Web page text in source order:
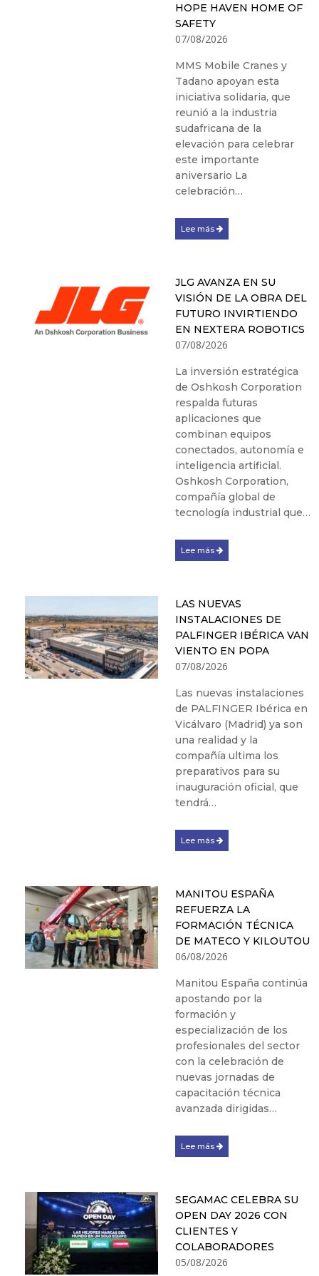
HOPE HAVEN HOME OF
SAFETY
07/08/2026
MMS Mobile Cranes y
Tadano apoyan esta
iniciativa solidaria, que
reunió a la industria
sudafricana de la
elevación para celebrar
este importante
aniversario La
celebración…
Lee más
JLG AVANZA EN SU
VISIÓN DE LA OBRA DEL
FUTURO INVIRTIENDO
EN NEXTERA ROBOTICS
07/08/2026
La inversión estratégica
de Oshkosh Corporation
respalda futuras
aplicaciones que
combinan equipos
conectados, autonomía e
inteligencia artificial.
Oshkosh Corporation,
compañía global de
tecnología industrial que…
Lee más
LAS NUEVAS
INSTALACIONES DE
PALFINGER IBÉRICA VAN
VIENTO EN POPA
07/08/2026
Las nuevas instalaciones
de PALFINGER Ibérica en
Vicálvaro (Madrid) ya son
una realidad y la
compañía ultima los
preparativos para su
inauguración oficial, que
tendrá…
Lee más
MANITOU ESPAÑA
REFUERZA LA
FORMACIÓN TÉCNICA
DE MATECO Y KILOUTOU
06/08/2026
Manitou España continúa
apostando por la
formación y
especialización de los
profesionales del sector
con la celebración de
nuevas jornadas de
capacitación técnica
avanzada dirigidas…
Lee más
SEGAMAC CELEBRA SU
OPEN DAY 2026 CON
CLIENTES Y
COLABORADORES
05/08/2026